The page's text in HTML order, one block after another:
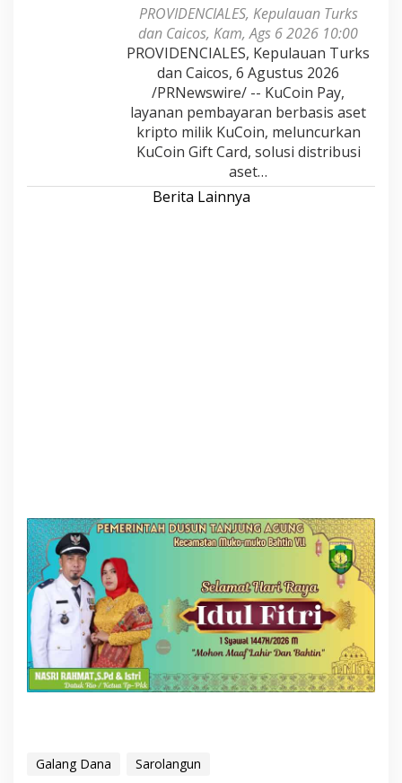
PROVIDENCIALES, Kepulauan Turks
dan Caicos, Kam, Ags 6 2026 10:00
PROVIDENCIALES, Kepulauan Turks
dan Caicos, 6 Agustus 2026
/PRNewswire/ -- KuCoin Pay,
layanan pembayaran berbasis aset
kripto milik KuCoin, meluncurkan
KuCoin Gift Card, solusi distribusi
aset…
Berita Lainnya
Galang Dana Sarolangun